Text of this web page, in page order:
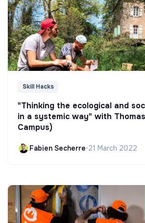
Skill Hacks
"Thinking the ecological and
in a systemic way" with
Campus)
Fabien Secherre•21 March 2022